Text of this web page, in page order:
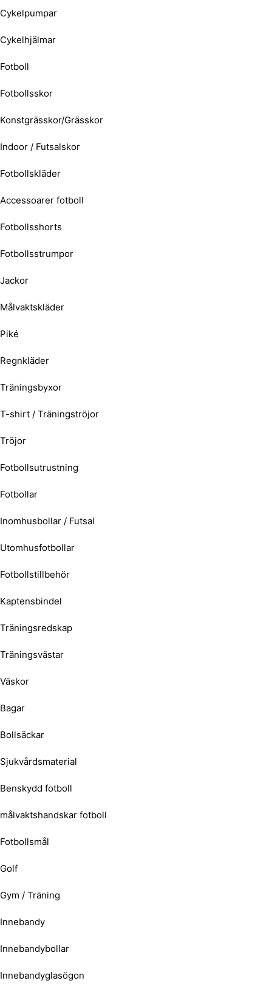
Cykelpumpar
Cykelhjälmar
Fotboll
Fotbollsskor
Konstgrässkor/Grässkor
Indoor / Futsalskor
Fotbollskläder
Accessoarer fotboll
Fotbollsshorts
Fotbollsstrumpor
Jackor
Målvaktskläder
Piké
Regnkläder
Träningsbyxor
T-shirt / Träningströjor
Tröjor
Fotbollsutrustning
Fotbollar
Inomhusbollar / Futsal
Utomhusfotbollar
Fotbollstillbehör
Kaptensbindel
Träningsredskap
Träningsvästar
Väskor
Bagar
Bollsäckar
Sjukvårdsmaterial
Benskydd fotboll
målvaktshandskar fotboll
Fotbollsmål
Golf
Gym / Träning
Innebandy
Innebandybollar
Innebandyglasögon